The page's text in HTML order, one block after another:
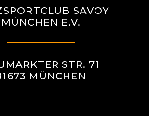
SAVOY
MÜNCHEN E.V.
STR. 71
MÜNCHEN